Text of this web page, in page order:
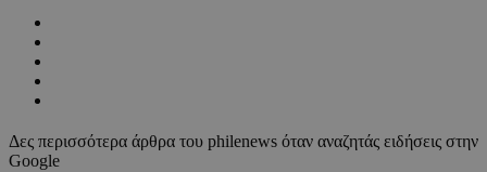
Δες περισσότερα άρθρα του philenews όταν αναζητάς ειδήσεις στην
Google